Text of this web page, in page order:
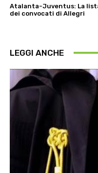
Atalanta-Juventus: La
dei convocati di Allegri
LEGGI ANCHE